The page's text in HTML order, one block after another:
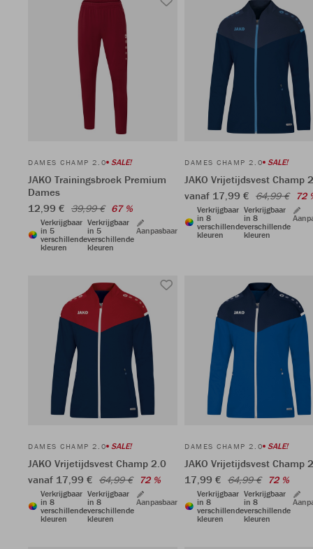
DAMES CHAMP 2.0 SALE!
JAKO Trainingsbroek Premium
Dames
12,99 € 39,99 € 67 %
Verkrijgbaar
in 5
verschillende
kleuren
Verkrijgbaar
in 5
verschillende
kleuren
Aanpasbaar
DAMES CHAMP 2.0 SALE!
JAKO Vrijetijdsvest Champ
vanaf 17,99 € 64,99 € 72
Verkrijgbaar
in 8
verschillende
kleuren
Verkrijgbaar
in 8
verschillende
kleuren
DAMES CHAMP 2.0 SALE!
JAKO Vrijetijdsvest Champ 2.0
vanaf 17,99 € 64,99 € 72 %
Verkrijgbaar
in 8
verschillende
kleuren
Verkrijgbaar
in 8
verschillende
kleuren
Aanpasbaar
DAMES CHAMP 2.0 SALE!
JAKO Vrijetijdsvest Champ
17,99 € 64,99 € 72 %
Verkrijgbaar
in 8
verschillende
kleuren
Verkrijgbaar
in 8
verschillende
kleuren